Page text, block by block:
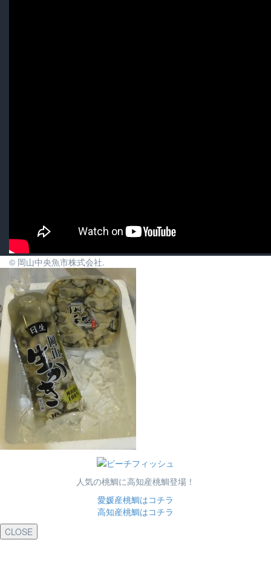
© 岡山中央魚市株式会社.
人気の桃鯛に高知産桃鯛登場！
愛媛産桃鯛はコチラ
高知産桃鯛はコチラ
CLOSE